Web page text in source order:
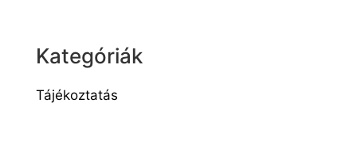
Kategóriák
Tájékoztatás